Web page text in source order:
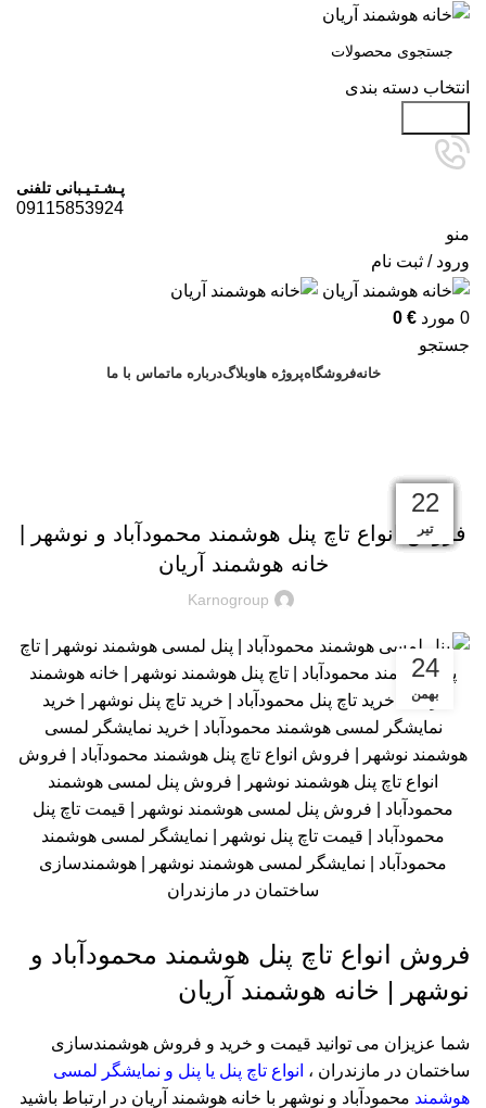
انتخاب دسته بندی
پـشـتـیـبانی تلفنی
09115853924
منو
ورود / ثبت نام
0 مورد 0 €
جستجو
خانهفروشگاهپروژه هاوبلاگدرباره ماتماس با ما
فروش انواع تاچ پنل هوشمند محمودآباد و نوشهر |
خانه هوشمند آریان
Karnogroup
24
بهمن
فروش انواع تاچ پنل هوشمند محمودآباد و
نوشهر | خانه هوشمند آریان
شما عزیزان می توانید قیمت و خرید و فروش هوشمندسازی
ساختمان در مازندران ، انواع تاچ پنل یا پنل و نمایشگر لمسی
هوشمند محمودآباد و نوشهر با خانه هوشمند آریان در ارتباط باشید
29
بهمن
26
بهمن
25
بهمن
24
بهمن
24
بهمن
18
بهمن
18
بهمن
18
بهمن
29
تیر
22
تیر